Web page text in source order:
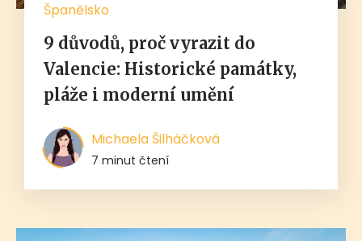
Španělsko
9 důvodů, proč vyrazit do
Valencie: Historické památky,
pláže i moderní umění
Michaela Šilháčková
7 minut čtení